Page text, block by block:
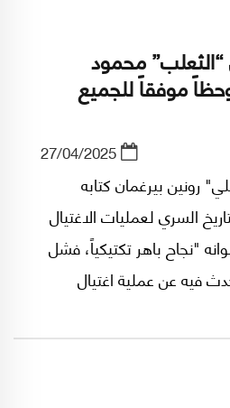
محمود
موفقاً للجميع
27/04/2025
رونين بيرغمان كتابه
السري لعمليات الاغتيال
"نجاح باهر تكتيكياً، فشل
فيه عن عملية اغتيال
ويروي كيف أن العملية التي